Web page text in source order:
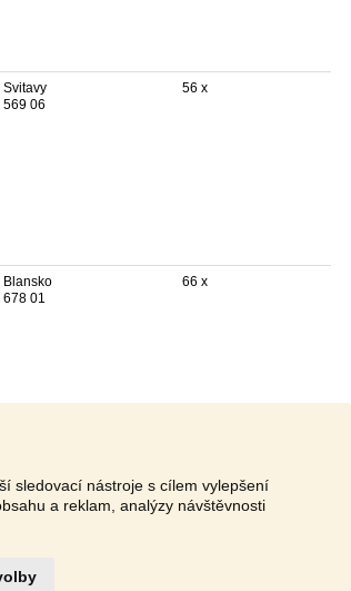
sledovací nástroje s cílem vylepšení
a reklam, analýzy návštěvnosti
Svitavy
569 06
56 x
Blansko
678 01
66 x